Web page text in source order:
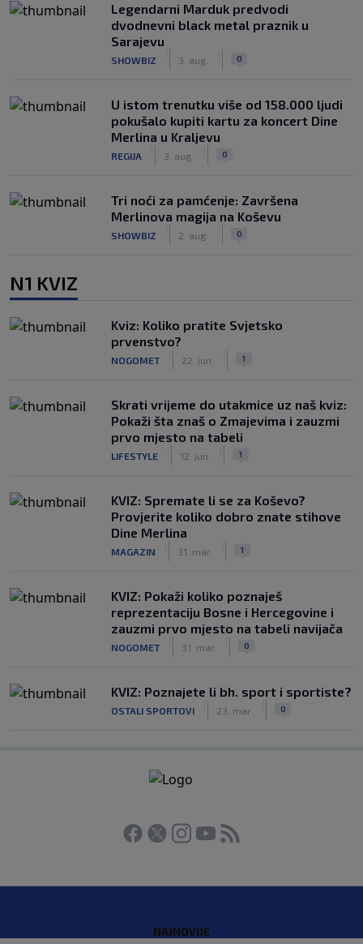
Legendarni Marduk predvodi
dvodnevni black metal praznik u
Sarajevu
SHOWBIZ 3. aug. 0
U istom trenutku više od 158.000 ljudi
pokušalo kupiti kartu za koncert Dine
Merlina u Kraljevu
REGIJA 3. aug. 0
Tri noći za pamćenje: Završena
Merlinova magija na Koševu
SHOWBIZ 2. aug. 0
N1 KVIZ
Kviz: Koliko pratite Svjetsko
prvenstvo?
NOGOMET 22. jun. 1
Skrati vrijeme do utakmice uz naš kviz:
Pokaži šta znaš o Zmajevima i zauzmi
prvo mjesto na tabeli
LIFESTYLE 12. jun. 1
KVIZ: Spremate li se za Koševo?
Provjerite koliko dobro znate stihove
Dine Merlina
MAGAZIN 31. mar. 1
KVIZ: Pokaži koliko poznaješ
reprezentaciju Bosne i Hercegovine i
zauzmi prvo mjesto na tabeli navijača
NOGOMET 31. mar. 0
KVIZ: Poznajete li bh. sport i sportiste?
OSTALI SPORTOVI 23. mar. 0
NAJNOVIJE